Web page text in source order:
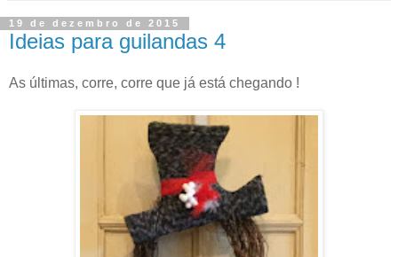
19 de dezembro de 2015
Ideias para guilandas 4
As últimas, corre, corre que já está chegando !